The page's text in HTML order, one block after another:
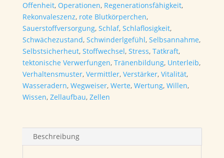
Offenheit, Operationen, Regenerationsfähigkeit,
Rekonvaleszenz, rote Blutkörperchen,
Sauerstoffversorgung, Schlaf, Schlaflosigkeit,
Schwächezustand, Schwinderlgefühl, Selbsannahme,
Selbstsicherheut, Stoffwechsel, Stress, Tatkraft,
tektonische Verwerfungen, Tränenbildung, Unterleib,
Verhaltensmuster, Vermittler, Verstärker, Vitalität,
Wasseradern, Wegweiser, Werte, Wertung, Willen,
Wissen, Zellaufbau, Zellen
Beschreibung